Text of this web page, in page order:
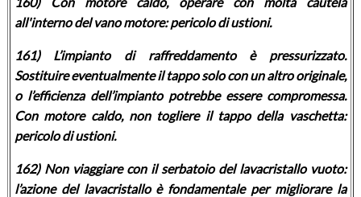
all'interno del vano motore: pericolo di ustioni.
161) L’impianto di raffreddamento è pressurizzato.
Sostituire eventualmente il tappo solo con un altro originale,
o l’efficienza dell’impianto potrebbe essere compromessa.
Con motore caldo, non togliere il tappo della vaschetta:
pericolo di ustioni.
162) Non viaggiare con il serbatoio del lavacristallo vuoto:
l’azione del lavacristallo è fondamentale per migliorare la